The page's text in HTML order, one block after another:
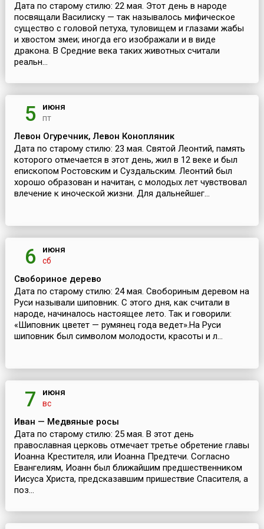
Дата по старому стилю: 22 мая. Этот день в народе
посвящали Василиску — так называлось мифическое
существо с головой петуха, туловищем и глазами жабы
и хвостом змеи; иногда его изображали и в виде
дракона. В Средние века таких животных считали
реальн...
5 июня
пт
Левон Огуречник, Левон Конопляник
Дата по старому стилю: 23 мая. Святой Леонтий, память
которого отмечается в этот день, жил в 12 веке и был
епископом Ростовским и Суздальским. Леонтий был
хорошо образован и начитан, с молодых лет чувствовал
влечение к иноческой жизни. Для дальнейшег...
6 июня
сб
Свобориное дерево
Дата по старому стилю: 24 мая. Свобориным деревом на
Руси называли шиповник. С этого дня, как считали в
народе, начиналось настоящее лето. Так и говорили:
«Шиповник цветет — румянец года ведет».На Руси
шиповник был символом молодости, красоты и л...
7 июня
вс
Иван — Медвяные росы
Дата по старому стилю: 25 мая. В этот день
православная церковь отмечает третье обретение главы
Иоанна Крестителя, или Иоанна Предтечи. Согласно
Евангелиям, Иоанн был ближайшим предшественником
Иисуса Христа, предсказавшим пришествие Спасителя, а
поз...